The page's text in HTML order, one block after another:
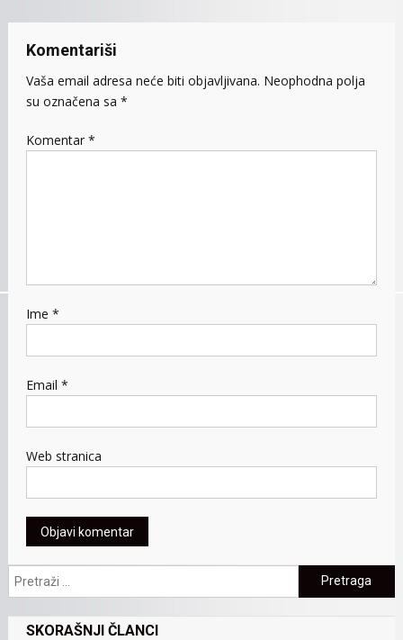
Komentariši
Vaša email adresa neće biti objavljivana. Neophodna polja
su označena sa *
Komentar *
Ime *
Email *
Web stranica
Pretraga:
SKORAŠNJI ČLANCI